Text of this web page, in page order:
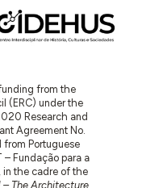
from the
(ERC) under the
Research and
Agreement No.
Portuguese
Fundação para a
in the cadre of the
– The Architecture